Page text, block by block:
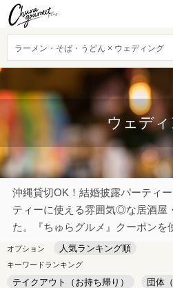
ラーメン・そば・うどん × ウェディング
ウェデ
沖縄貸切OK！結婚披露パーティ
ティーに使える雰囲気◎な居酒屋
た。『ちゅらグルメ』クーポンを
オプション 人気ランキング順
キーワードランキング
テイクアウト（お持ち帰り）
団体